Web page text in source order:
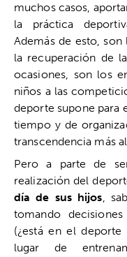
muchos casos,
la práctica
Además de esto, son
la recuperación de
ocasiones, son los
niños a las
deporte supone para
tiempo y de
transcendencia más
Pero a parte de
realización del
día de sus hijos,
tomando
(¿está en el deporte
lugar de